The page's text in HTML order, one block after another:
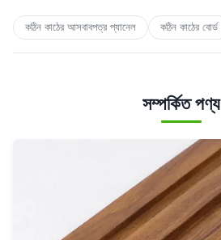
কঠিন কাঠের আসবাবপত্র প্যানেল কঠিন কাঠের বোর্ড
সম্পর্কিত পণ্য